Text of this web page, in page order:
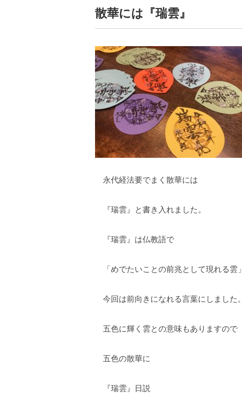
散華には『瑞雲』
永代経法要でまく散華には
『瑞雲』と書き入れました。
『瑞雲』は仏教語で
「めでたいことの前兆として現れる雲」
今回は前向きになれる言葉にしました。
五色に輝く雲との意味もありますので
五色の散華に
『瑞雲』日説